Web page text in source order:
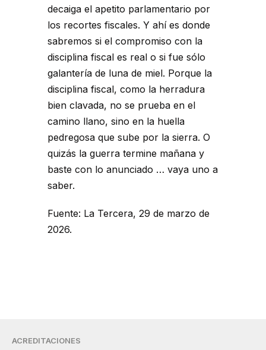
decaiga el apetito parlamentario por
los recortes fiscales. Y ahí es donde
sabremos si el compromiso con la
disciplina fiscal es real o si fue sólo
galantería de luna de miel. Porque la
disciplina fiscal, como la herradura
bien clavada, no se prueba en el
camino llano, sino en la huella
pedregosa que sube por la sierra. O
quizás la guerra termine mañana y
baste con lo anunciado … vaya uno a
saber.
Fuente: La Tercera, 29 de marzo de
2026.
ACREDITACIONES